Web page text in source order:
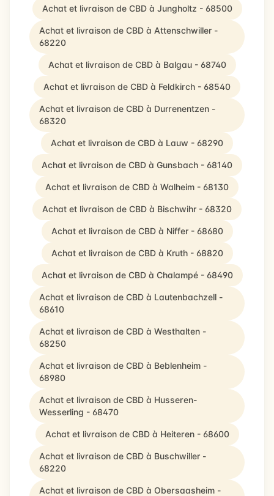
Achat et livraison de CBD à Jungholtz - 68500
Achat et livraison de CBD à Attenschwiller -
68220
Achat et livraison de CBD à Balgau - 68740
Achat et livraison de CBD à Feldkirch - 68540
Achat et livraison de CBD à Durrenentzen -
68320
Achat et livraison de CBD à Lauw - 68290
Achat et livraison de CBD à Gunsbach - 68140
Achat et livraison de CBD à Walheim - 68130
Achat et livraison de CBD à Bischwihr - 68320
Achat et livraison de CBD à Niffer - 68680
Achat et livraison de CBD à Kruth - 68820
Achat et livraison de CBD à Chalampé - 68490
Achat et livraison de CBD à Lautenbachzell -
68610
Achat et livraison de CBD à Westhalten -
68250
Achat et livraison de CBD à Beblenheim -
68980
Achat et livraison de CBD à Husseren-
Wesserling - 68470
Achat et livraison de CBD à Heiteren - 68600
Achat et livraison de CBD à Buschwiller -
68220
Achat et livraison de CBD à Obersaasheim -